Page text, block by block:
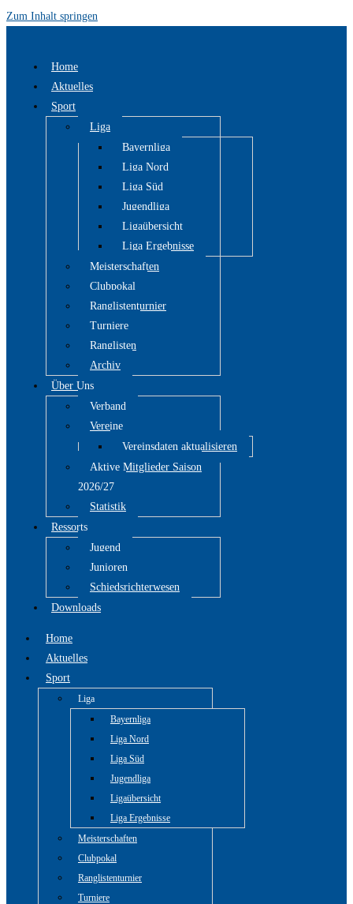
Zum Inhalt springen
Home
Aktuelles
Sport
Liga
Bayernliga
Liga Nord
Liga Süd
Jugendliga
Ligaübersicht
Liga Ergebnisse
Meisterschaften
Clubpokal
Ranglistenturnier
Turniere
Ranglisten
Archiv
Über Uns
Verband
Vereine
Vereinsdaten aktualisieren
Aktive Mitglieder Saison
2026/27
Statistik
Ressorts
Jugend
Junioren
Schiedsrichterwesen
Downloads
Home
Aktuelles
Sport
Liga
Bayernliga
Liga Nord
Liga Süd
Jugendliga
Ligaübersicht
Liga Ergebnisse
Meisterschaften
Clubpokal
Ranglistenturnier
Turniere